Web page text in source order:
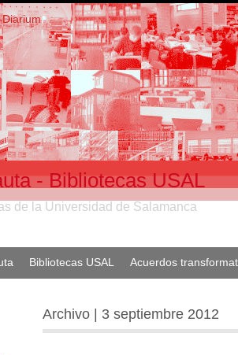
- Bibliotecas USAL
de la Universidad de Salamanca
Bibliotecas USAL Acuerdos
Archivo | 3 septiembre 2012